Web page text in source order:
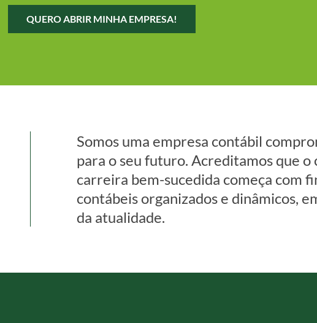
QUERO ABRIR MINHA EMPRESA!
Somos uma empresa contábil
para o seu futuro. Acreditamos que o
carreira bem-sucedida começa com
contábeis organizados e dinâmicos,
da atualidade.